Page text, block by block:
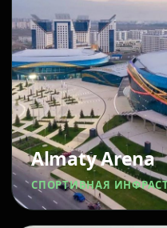
Almaty Arena
СПОРТИВНАЯ